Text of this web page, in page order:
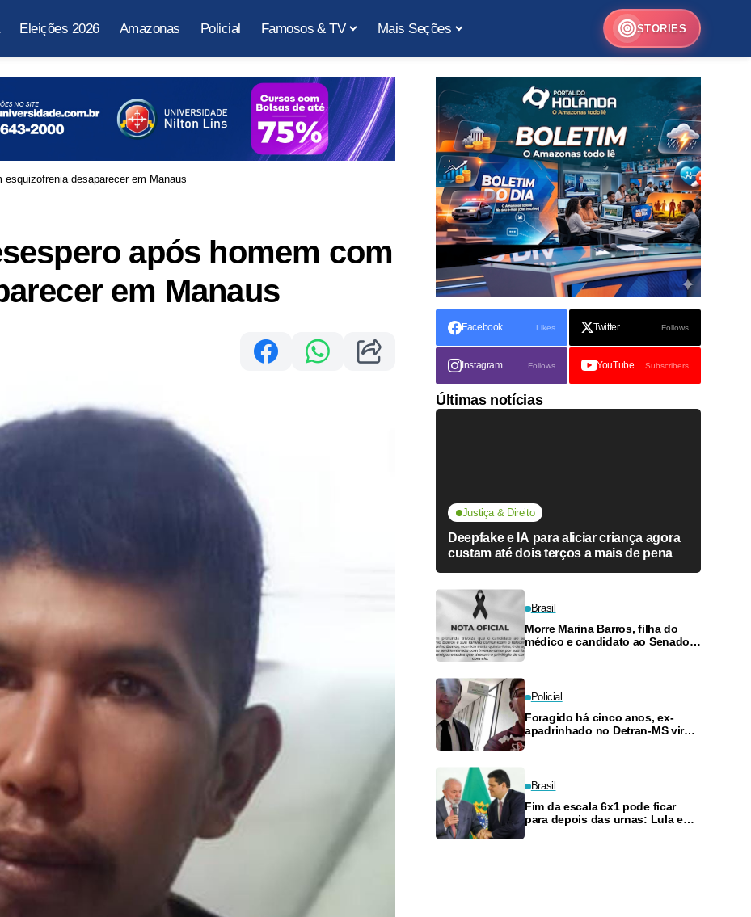
Eleições 2026 Amazonas Policial Famosos & TV Mais Seções STORIES
desaparecer em Manaus
após homem com
em Manaus
Facebook Likes Twitter Follows
Instagram Follows YouTube Subscribers
Últimas notícias
Justiça & Direito
Deepfake e IA para aliciar criança agora
custam até dois terços a mais de pena
Brasil
Morre Marina Barros, filha do
médico e candidato ao Senado
Policial
Foragido há cinco anos, ex-
apadrinhado no Detran-MS vira
Brasil
Fim da escala 6x1 pode ficar
para depois das urnas: Lula e